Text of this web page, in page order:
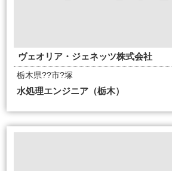
ヴェオリア・ジェネッツ株式会社
栃木県??市?塚
水処理エンジニア（栃木）